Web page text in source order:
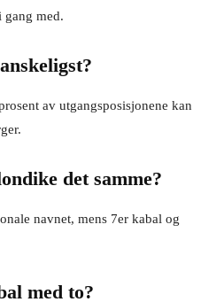
gang med.
av utgangsposisjonene kan
det samme?
navnet, mens 7er kabal og
med to?